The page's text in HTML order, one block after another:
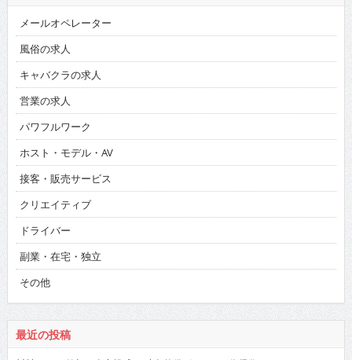
メールオペレーター
風俗の求人
キャバクラの求人
営業の求人
パワフルワーク
ホスト・モデル・AV
接客・販売サービス
クリエイティブ
ドライバー
副業・在宅・独立
その他
最近の投稿